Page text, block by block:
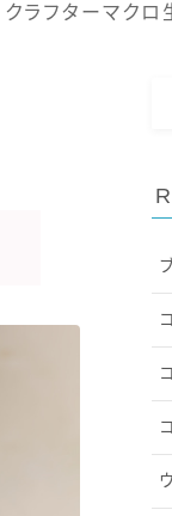
クラフターマクロ